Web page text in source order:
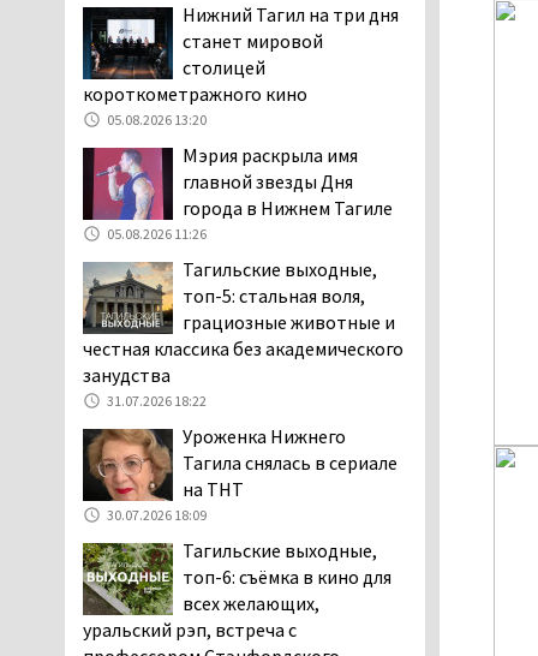
05.08.2026 11:10
Во втором квартале
текущего года
мошенники украли у
рублей
05.08.2026 10:58
Жителей центра Нижнего
оповещения о
заложенной бомбе
04.08.2026 17:57
движение здесь очень
надо пропускать, почти не видно».
Тагильчане пожаловались на плохой
обзор из-за высокой травы у дороги
на перекрёстке улиц Серова и
Первомайской
04.08.2026 16:53
Отлавливать собак в
Нижнем Тагиле будут
Нижний Тагил на три дня
станет мировой
столицей
короткометражного кино
05.08.2026 13:20
Мэрия раскрыла имя
главной звезды Дня
города в Нижнем Тагиле
05.08.2026 11:26
Тагильские выходные,
топ-5: стальная воля,
грациозные животные и
честная классика без академического
занудства
31.07.2026 18:22
Уроженка Нижнего
Тагила снялась в сериале
на ТНТ
30.07.2026 18:09
Тагильские выходные,
топ-6: съёмка в кино для
всех желающих,
уральский рэп, встреча с